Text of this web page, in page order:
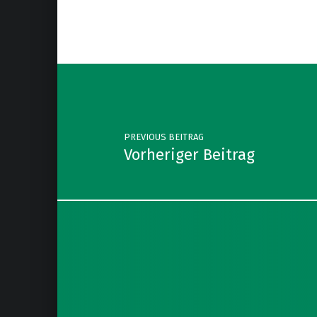
Post navigation
PREVIOUS BEITRAG
Vorheriger Beitrag